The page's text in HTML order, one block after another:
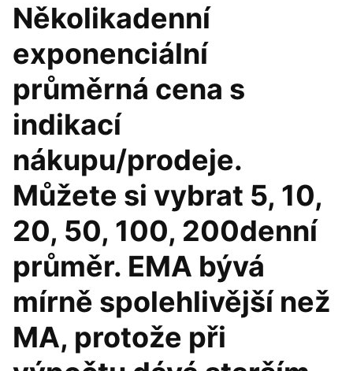
Několikadenní
exponenciální
průměrná cena s
indikací
nákupu/prodeje.
Můžete si vybrat 5, 10,
20, 50, 100, 200denní
průměr. EMA bývá
mírně spolehlivější než
MA, protože při